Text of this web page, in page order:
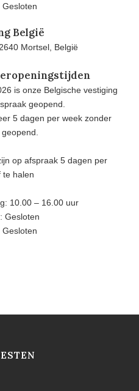
België
Mortsel, België
is onze Belgische vestiging
geopend.
5 dagen per week zonder
op afspraak 5 dagen per
te halen
10.00 – 16.00 uur
Gesloten